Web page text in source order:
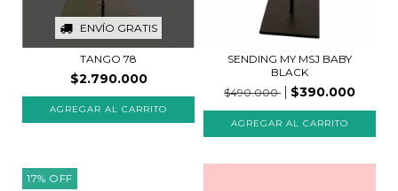
ENVÍO GRATIS
TANGO 78
$2.790.000
SENDING MY MSJ BABY
BLACK
$490.000
$390.000
17% OFF